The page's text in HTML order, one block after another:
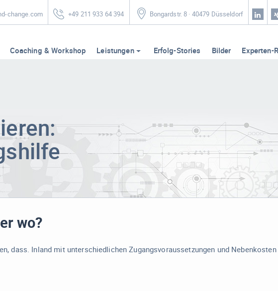
change.com +49 211 933 64 394 Bongardstr. 8 · 40479 Düsseldorf
Coaching & Workshop Leistungen Erfolg-Stories Bilder Experten-
wo?
dass. Inland mit unterschiedlichen Zugangsvoraussetzungen und Nebenkosten